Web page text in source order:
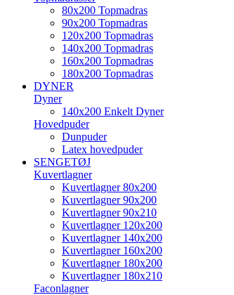
80x200 Topmadras
90x200 Topmadras
120x200 Topmadras
140x200 Topmadras
160x200 Topmadras
180x200 Topmadras
DYNER
Dyner
140x200 Enkelt Dyner
Hovedpuder
Dunpuder
Latex hovedpuder
SENGETØJ
Kuvertlagner
Kuvertlagner 80x200
Kuvertlagner 90x200
Kuvertlagner 90x210
Kuvertlagner 120x200
Kuvertlagner 140x200
Kuvertlagner 160x200
Kuvertlagner 180x200
Kuvertlagner 180x210
Faconlagner